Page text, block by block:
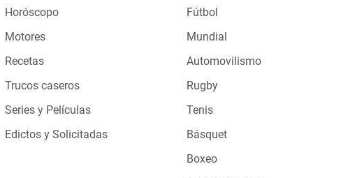
Horóscopo
Motores
Recetas
Trucos caseros
Series y Películas
Edictos y Solicitadas
Fútbol
Mundial
Automovilismo
Rugby
Tenis
Básquet
Boxeo